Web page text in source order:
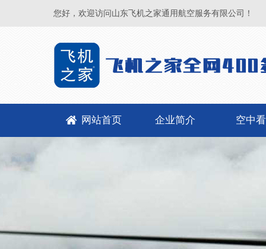
您好，欢迎访问山东飞机之家通用航空服务有限公司！
网站首页 企业简介 空中